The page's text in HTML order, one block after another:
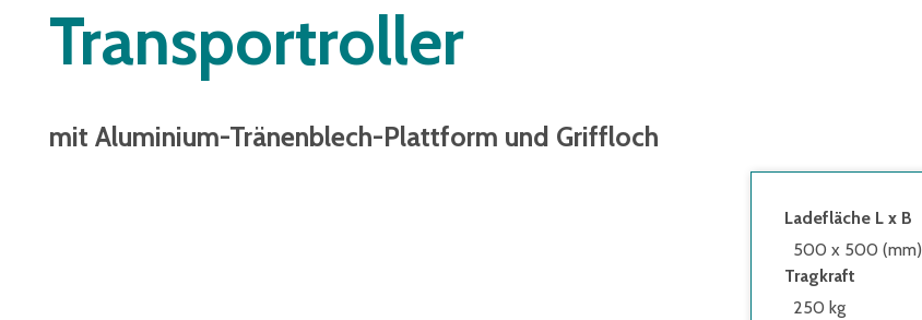
Transportroller
mit Aluminium-Tränenblech-Plattform und Griffloch
Ladefläche L x B
500 x 500 (mm)
Tragkraft
250 kg